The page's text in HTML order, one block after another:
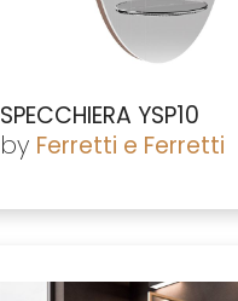
SPECCHIERA YSP10
by Ferretti e Ferretti